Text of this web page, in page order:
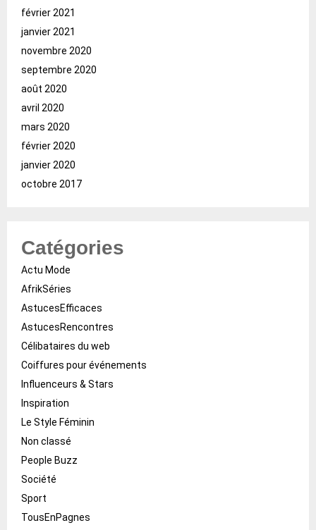
février 2021
janvier 2021
novembre 2020
septembre 2020
août 2020
avril 2020
mars 2020
février 2020
janvier 2020
octobre 2017
Catégories
Actu Mode
AfrikSéries
AstucesEfficaces
AstucesRencontres
Célibataires du web
Coiffures pour événements
Influenceurs & Stars
Inspiration
Le Style Féminin
Non classé
People Buzz
Société
Sport
TousEnPagnes